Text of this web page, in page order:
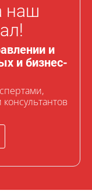
наш
и
и бизнес-